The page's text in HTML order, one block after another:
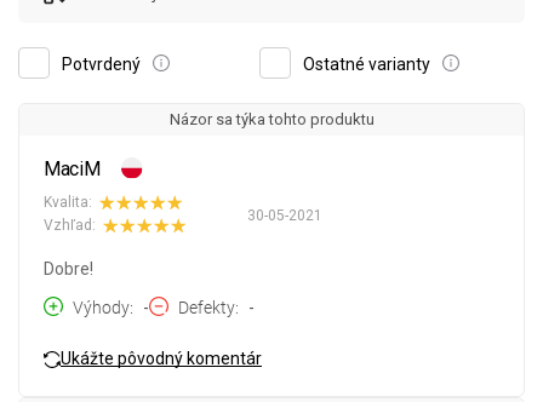
Potvrdený Ostatné varianty
Názor sa týka tohto produktu
MaciM
30-05-2021
Kvalita:
Vzhľad:
Dobre!
Výhody
- Defekty -
Ukážte pôvodný komentár